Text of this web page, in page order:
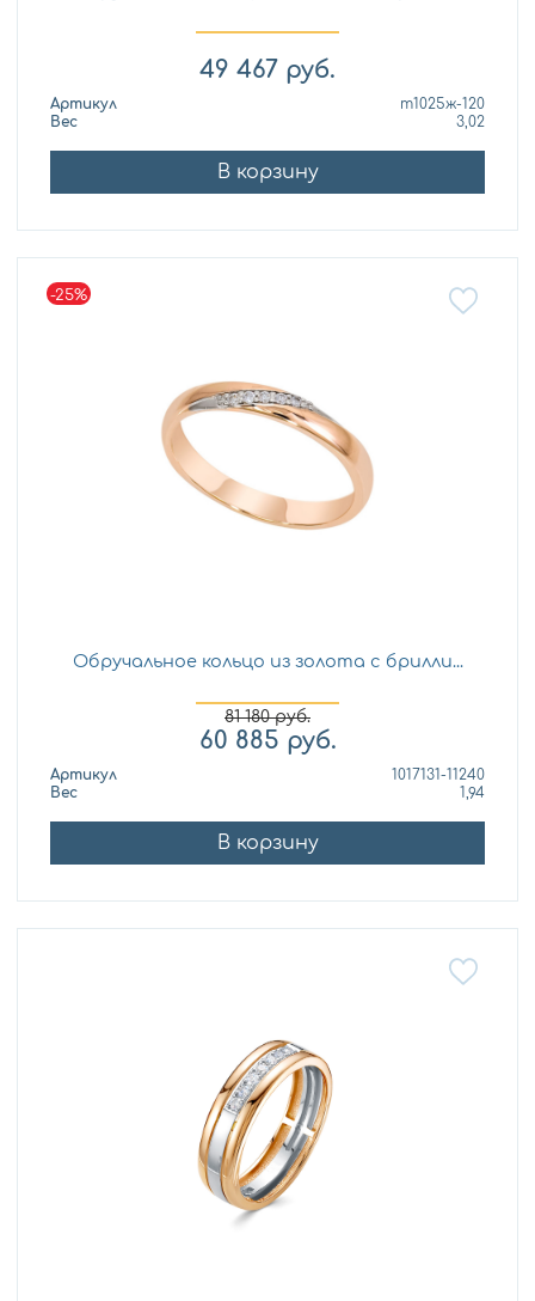
49 467 руб.
Артикул
т1025ж-120
Вес
3,02
В корзину
-25%
Обручальное кольцо из золота с брилли...
81 180руб.
60 885 руб.
Артикул
1017131-11240
Вес
1,94
В корзину